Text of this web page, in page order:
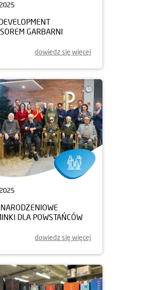
GARBARNI
dowiedz się więcej
DLA POWSTAŃCÓW
dowiedz się więcej